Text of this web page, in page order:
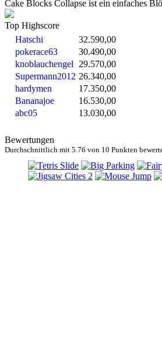
Cake Blocks Collapse ist ein einfaches
Top Highscore
Hatschi
32.590,00
pokerace63
30.490,00
knoblauchengel
29.570,00
Supermann2012 26.340,00
hardymen
17.350,00
Bananajoe
16.530,00
abc05
13.030,00
Bewertungen
Durchschnittlich mit 5.76 von 10 Punkten